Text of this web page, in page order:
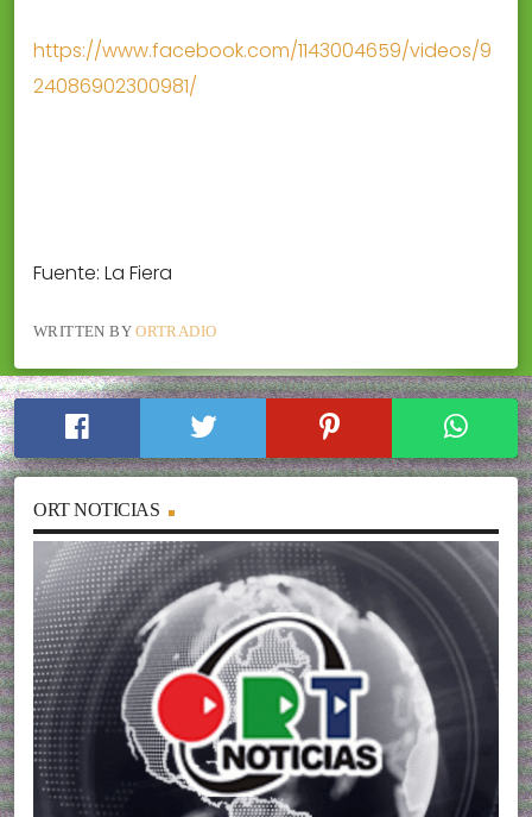
https://www.facebook.com/1143004659/videos/9
24086902300981/
Fuente: La Fiera
WRITTEN BYORTRADIO
ORT NOTICIAS